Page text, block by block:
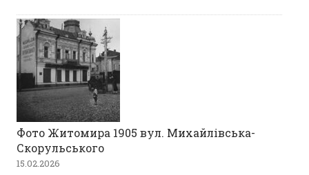
Фото Житомира 1905 вул. Михайлівська-
Скорульського
15.02.2026